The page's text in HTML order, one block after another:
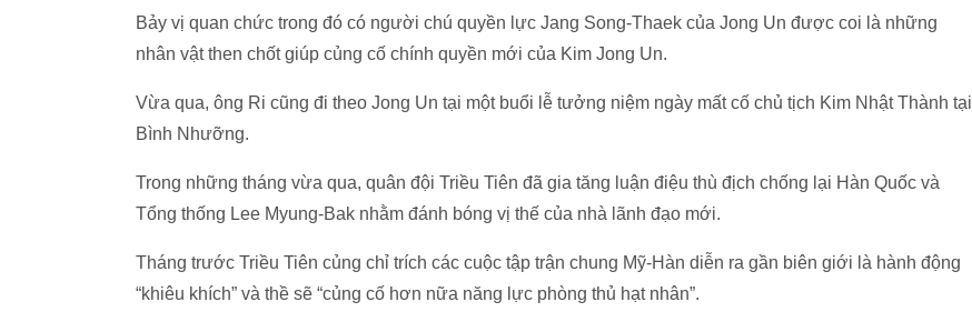
Bảy vị quan chức trong đó có người chú quyền lực Jang Song-Thaek của Jong Un được coi là những
nhân vật then chốt giúp củng cố chính quyền mới của Kim Jong Un.
Vừa qua, ông Ri cũng đi theo Jong Un tại một buổi lễ tưởng niệm ngày mất cố chủ tịch Kim Nhật Thành tại
Bình Nhưỡng.
Trong những tháng vừa qua, quân đội Triều Tiên đã gia tăng luận điệu thù địch chống lại Hàn Quốc và
Tổng thống Lee Myung-Bak nhằm đánh bóng vị thế của nhà lãnh đạo mới.
Tháng trước Triều Tiên củng chỉ trích các cuộc tập trận chung Mỹ-Hàn diễn ra gần biên giới là hành động
“khiêu khích” và thề sẽ “củng cố hơn nữa năng lực phòng thủ hạt nhân”.